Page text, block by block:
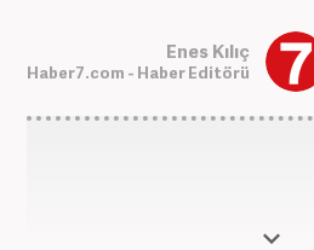
Enes Kılıç
Haber7.com - Haber Editörü